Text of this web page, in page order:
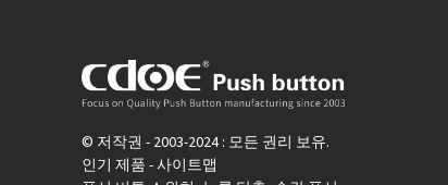
© 저작권 - 2003-2024 : 모든 권리 보유.
인기 제품 -사이트맵